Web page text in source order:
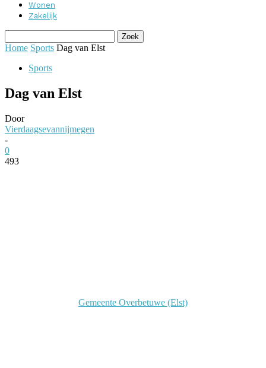
Wonen
Zakelijk
Home Sports Dag van Elst
Sports
Dag van Elst
Door
Vierdaagsevannijmegen
-
0
493
Gemeente Overbetuwe (Elst)